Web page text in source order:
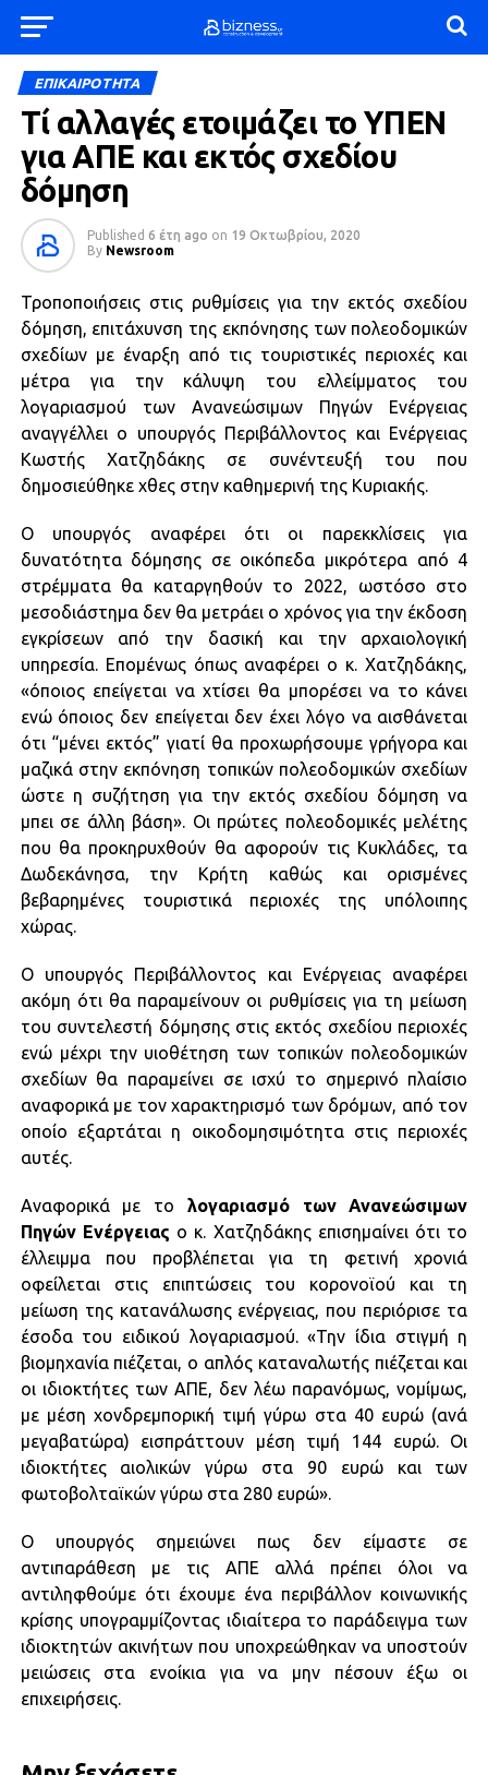
ΕΠΙΚΑΙΡΟΤΗΤΑ
Τί αλλαγές ετοιμάζει το ΥΠΕΝ
για ΑΠΕ και εκτός σχεδίου
δόμηση
Published 6 έτη ago on 19 Οκτωβρίου, 2020
By Newsroom
Τροποποιήσεις στις ρυθμίσεις για την εκτός σχεδίου
δόμηση, επιτάχυνση της εκπόνησης των πολεοδομικών
σχεδίων με έναρξη από τις τουριστικές περιοχές και
μέτρα για την κάλυψη του ελλείμματος του
λογαριασμού των Ανανεώσιμων Πηγών Ενέργειας
αναγγέλλει ο υπουργός Περιβάλλοντος και Ενέργειας
Κωστής Χατζηδάκης σε συνέντευξή του που
δημοσιεύθηκε χθες στην καθημερινή της Κυριακής.
Ο υπουργός αναφέρει ότι οι παρεκκλίσεις για
δυνατότητα δόμησης σε οικόπεδα μικρότερα από 4
στρέμματα θα καταργηθούν το 2022, ωστόσο στο
μεσοδιάστημα δεν θα μετράει ο χρόνος για την έκδοση
εγκρίσεων από την δασική και την αρχαιολογική
υπηρεσία. Επομένως όπως αναφέρει ο κ. Χατζηδάκης,
«όποιος επείγεται να χτίσει θα μπορέσει να το κάνει
ενώ όποιος δεν επείγεται δεν έχει λόγο να αισθάνεται
ότι “μένει εκτός” γιατί θα προχωρήσουμε γρήγορα και
μαζικά στην εκπόνηση τοπικών πολεοδομικών σχεδίων
ώστε η συζήτηση για την εκτός σχεδίου δόμηση να
μπει σε άλλη βάση». Οι πρώτες πολεοδομικές μελέτης
που θα προκηρυχθούν θα αφορούν τις Κυκλάδες, τα
Δωδεκάνησα, την Κρήτη καθώς και ορισμένες
βεβαρημένες τουριστικά περιοχές της υπόλοιπης
χώρας.
Ο υπουργός Περιβάλλοντος και Ενέργειας αναφέρει
ακόμη ότι θα παραμείνουν οι ρυθμίσεις για τη μείωση
του συντελεστή δόμησης στις εκτός σχεδίου περιοχές
ενώ μέχρι την υιοθέτηση των τοπικών πολεοδομικών
σχεδίων θα παραμείνει σε ισχύ το σημερινό πλαίσιο
αναφορικά με τον χαρακτηρισμό των δρόμων, από τον
οποίο εξαρτάται η οικοδομησιμότητα στις περιοχές
αυτές.
Αναφορικά με το λογαριασμό των Ανανεώσιμων
Πηγών Ενέργειας ο κ. Χατζηδάκης επισημαίνει ότι το
έλλειμμα που προβλέπεται για τη φετινή χρονιά
οφείλεται στις επιπτώσεις του κορονοϊού και τη
μείωση της κατανάλωσης ενέργειας, που περιόρισε τα
έσοδα του ειδικού λογαριασμού. «Την ίδια στιγμή η
βιομηχανία πιέζεται, ο απλός καταναλωτής πιέζεται και
οι ιδιοκτήτες των ΑΠΕ, δεν λέω παρανόμως, νομίμως,
με μέση χονδρεμπορική τιμή γύρω στα 40 ευρώ (ανά
μεγαβατώρα) εισπράττουν μέση τιμή 144 ευρώ. Οι
ιδιοκτήτες αιολικών γύρω στα 90 ευρώ και των
φωτοβολταϊκών γύρω στα 280 ευρώ».
Ο υπουργός σημειώνει πως δεν είμαστε σε
αντιπαράθεση με τις ΑΠΕ αλλά πρέπει όλοι να
αντιληφθούμε ότι έχουμε ένα περιβάλλον κοινωνικής
κρίσης υπογραμμίζοντας ιδιαίτερα το παράδειγμα των
ιδιοκτητών ακινήτων που υποχρεώθηκαν να υποστούν
μειώσεις στα ενοίκια για να μην πέσουν έξω οι
επιχειρήσεις.